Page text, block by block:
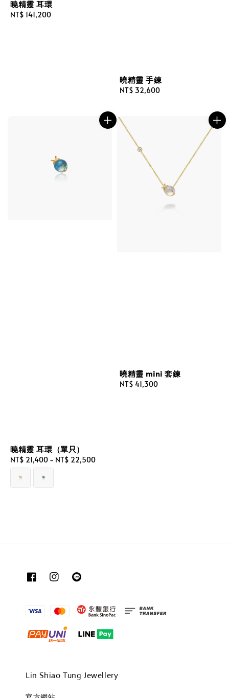
曉精靈 耳環
Regular
NT$ 141,200
曉精靈 手鍊
Regular
NT$ 32,600
曉精靈 耳環（單只）
Regular
price
NT$ 21,400 - NT$ 22,500
曉精靈 mini 套鍊
Regular
NT$ 41,300
Lin Shiao Tung Jewellery